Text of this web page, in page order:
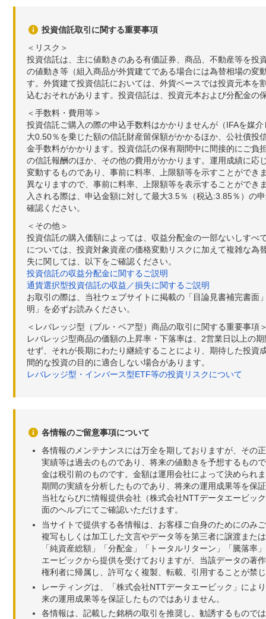
投資信託取引に関する重要事項
＜リスク＞
投資信託は、主に値動きのある有価証券、商品、不動産等を
の値動き等（組入商品が外貨建てである場合には為替相場の
す。外貨建て投資信託においては、外貨ベースでは投資元本
込むおそれがあります。投資信託は、投資元本および分配金の
＜手数料・費用等＞
投資信託ご購入の際の申込手数料はかかりませんが（IFAを媒
大0.50％を乗じた額の信託財産留保額がかかるほか、公社債
金手数料がかかります。投資信託の保有期間中に間接的にご
の信託報酬のほか、その他の費用がかかります。運用成績に
変動するものであり、事前に料率、上限額等を示すことがで
異なりますので、事前に料率、上限額等を表示することがで
入される際は、申込金額に対して最大3.5％（税込:3.85％）の
確認ください。
＜その他＞
投資信託の購入価額によっては、収益分配金の一部ないしす
については、投資対象資産の価格変動リスクに加えて複雑な
失に関しては、以下をご確認ください。
投資信託の収益分配金に関するご説明
通貨選択型投資信託の収益／損失に関するご説明
お取引の際は、当社ウェブサイトに掲載の「目論見書補完書
明」を必ずお読みください。
＜レバレッジ型（ブル・ベア型）商品の取引に関する重要事項
レバレッジ型商品の価額の上昇率・下落率は、2営業日以上の
せず、それが長期にわたり継続することにより、期待した投
間的な投資の目的に適合しない場合があります。
レバレッジ型・インバース型ETF等の投資リスクについて
各情報のご留意事項について
各情報のメンテナンスには万全を期しておりますが、その
実績等は過去のものであり、将来の値動きを予想するもの
金は税引前のものです。金額は運用会社によって決められ
期間の実績を分析したものであり、将来の運用成果等を保
当社ならびに情報提供会社（株式会社NTTデータエービッ
面のヘルプにてご確認いただけます。
当サイトで提供する各情報は、お客様ご自身のためにのみ
複写もしくは加工した文言やデータ等を第三者に譲渡また
「純資産総額」「分配金」「トータルリターン」「騰落
エービックから提供を受けておりますが、当該データの著
権利者に帰属し、許可なく複製、転載、引用することが禁
レーティングは、「株式会社NTTデータエービック」によ
来の運用成果等を保証したものではありません。
各情報は、記載した銘柄の取引を推奨し、勧誘するもので